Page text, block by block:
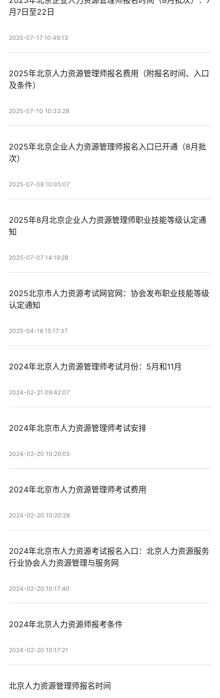
月7日至22日
2025-07-17 10:46:13
2025年北京人力资源管理师报名费用（附报名时间、入口
及条件）
2025-07-10 10:33:28
2025年北京企业人力资源管理师报名入口已开通（8月批
次）
2025-07-08 10:05:07
2025年8月北京企业人力资源管理师职业技能等级认定通
知
2025-07-07 14:19:28
2025北京市人力资源考试网官网：协会发布职业技能等级
认定通知
2025-04-16 15:17:37
2024年北京人力资源管理师考试月份：5月和11月
2024-02-21 09:42:07
2024年北京市人力资源管理师考试安排
2024-02-20 10:26:05
2024年北京市人力资源管理师考试费用
2024-02-20 10:20:28
2024年北京市人力资源考试报名入口：北京人力资源服务
行业协会人力资源管理与服务网
2024-02-20 10:17:40
2024年北京人力资源师报考条件
2024-02-20 10:17:21
北京人力资源管理师报名时间